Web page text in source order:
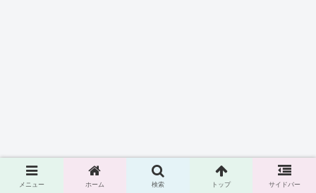
メニュー ホーム 検索 トップ サイドバー